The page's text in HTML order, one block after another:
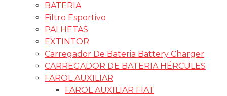
BATERIA
Filtro Esportivo
PALHETAS
EXTINTOR
Carregador De Bateria Battery Charger
CARREGADOR DE BATERIA HÉRCULES
FAROL AUXILIAR
FAROL AUXILIAR FIAT